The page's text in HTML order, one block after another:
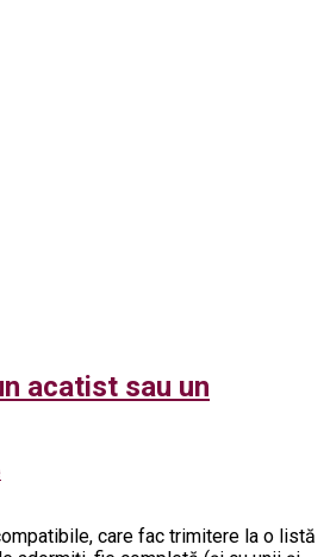
acatist sau un
care fac trimitere la o listă